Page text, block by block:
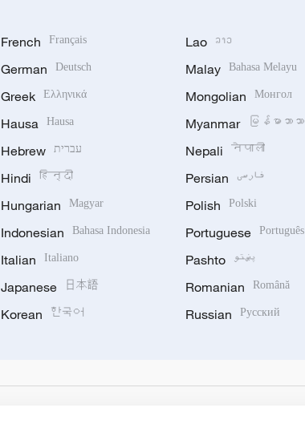
French Français
German Deutsch
Greek Ελληνικά
Hausa Hausa
Hebrew עברית
Hindi हिन्दी
Hungarian Magyar
Indonesian Bahasa Indonesia
Italian Italiano
Japanese 日本語
Korean 한국어
Lao ລາວ
Malay Bahasa Melayu
Mongolian Монгол
Myanmar မြန်မာဘာသာ
Nepali नेपाली
Persian فارسی
Polish Polski
Portuguese Português
Pashto پښتو
Romanian Română
Russian Русский